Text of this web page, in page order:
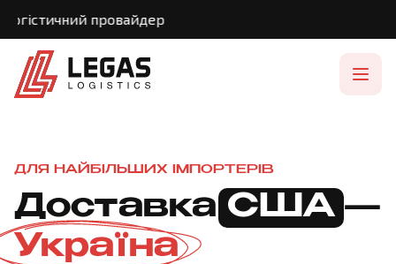
провайдер
ДЛЯ НАЙБІЛЬШИХ ІМПОРТЕРІВ
Доставка США —
Україна